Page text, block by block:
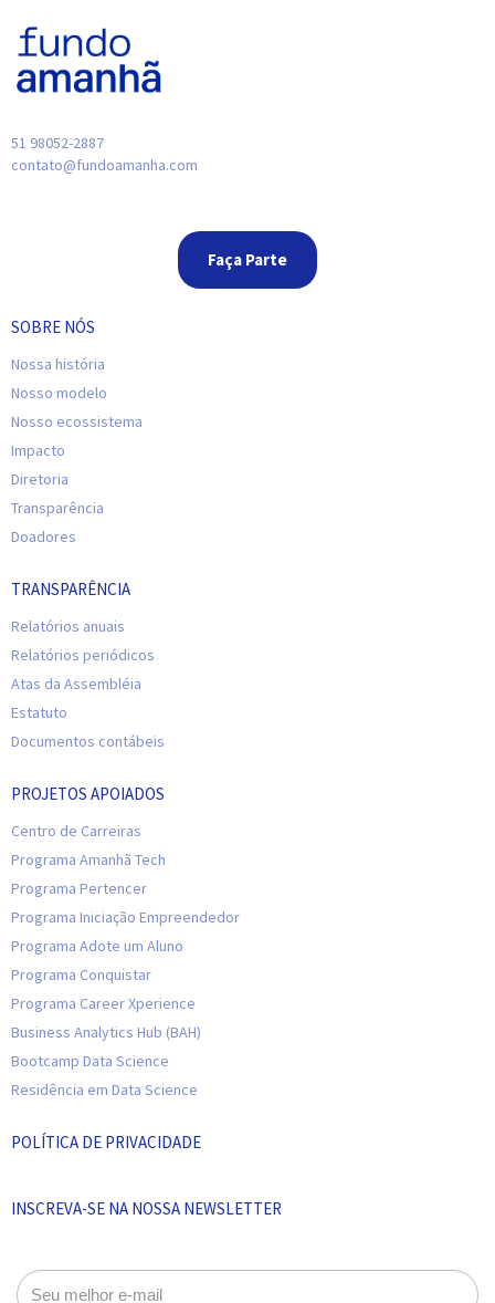
51 98052-2887
contato@fundoamanha.com
Faça Parte
SOBRE NÓS
Nossa história
Nosso modelo
Nosso ecossistema
Impacto
Diretoria
Transparência
Doadores
TRANSPARÊNCIA
Relatórios anuais
Relatórios periódicos
Atas da Assembléia
Estatuto
Documentos contábeis
PROJETOS APOIADOS
Centro de Carreiras
Programa Amanhã Tech
Programa Pertencer
Programa Iniciação Empreendedor
Programa Adote um Aluno
Programa Conquistar
Programa Career Xperience
Business Analytics Hub (BAH)
Bootcamp Data Science
Residência em Data Science
POLÍTICA DE PRIVACIDADE
INSCREVA-SE NA NOSSA NEWSLETTER